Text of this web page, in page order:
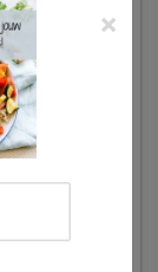
(11 votes) ×